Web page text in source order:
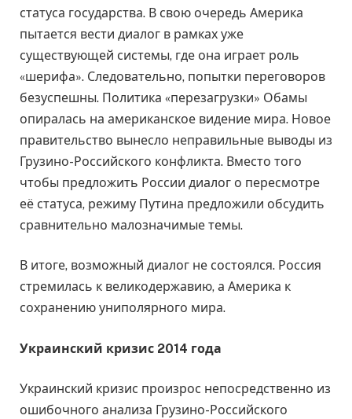
статуса государства. В свою очередь Америка
пытается вести диалог в рамках уже
существующей системы, где она играет роль
«шерифа». Следовательно, попытки переговоров
безуспешны. Политика «перезагрузки» Обамы
опиралась на американское видение мира. Новое
правительство вынесло неправильные выводы из
Грузино-Российского конфликта. Вместо того
чтобы предложить России диалог о пересмотре
её статуса, режиму Путина предложили обсудить
сравнительно малозначимые темы.
В итоге, возможный диалог не состоялся. Россия
стремилась к великодержавию, а Америка к
сохранению униполярного мира.
Украинский кризис 2014 года
Украинский кризис произрос непосредственно из
ошибочного анализа Грузино-Российского